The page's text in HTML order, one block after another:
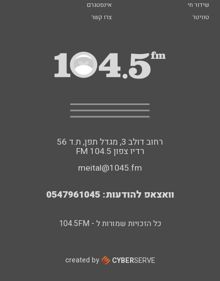
שידור חי
אינסטגרם
טוויטר
צרו קשר
רחוב דולב 3, מגדל תפן, ת.ד 56
FM רדיו צפון 104.5
meital@1045.fm
וואצאפ להודעות: 0547961045
כל הזכויות שמורות ל - 104.5FM
created by CYBERSERVE